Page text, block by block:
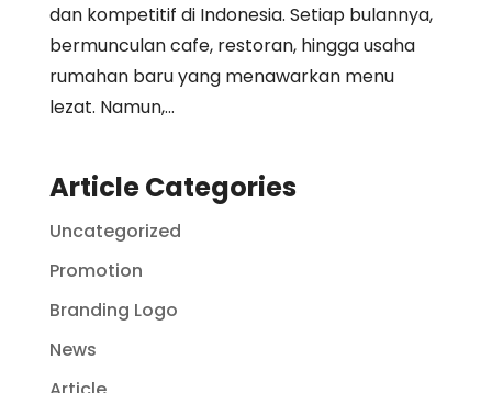
dan kompetitif di Indonesia. Setiap bulannya,
bermunculan cafe, restoran, hingga usaha
rumahan baru yang menawarkan menu
lezat. Namun,...
Article Categories
Uncategorized
Promotion
Branding Logo
News